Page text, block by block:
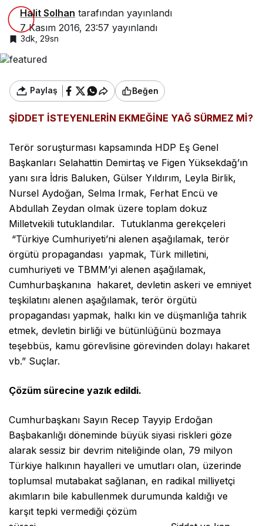
Halit Solhan tarafından yayınlandı
7 Kasım 2016, 23:57 yayınlandı
3dk, 29sn
Paylaş Beğen
ŞİDDET İSTEYENLERİN EKMEĞİNE YAĞ SÜRMEZ Mİ?
Terör soruşturması kapsamında HDP Eş Genel
Başkanları Selahattin Demirtaş ve Figen Yüksekdağ’ın
yanı sıra İdris Baluken, Gülser Yıldırım, Leyla Birlik,
Nursel Aydoğan, Selma Irmak, Ferhat Encü ve
Abdullah Zeydan olmak üzere toplam dokuz
Milletvekili tutuklandılar. Tutuklanma gerekçeleri
“Türkiye Cumhuriyeti’ni alenen aşağılamak, terör
örgütü propagandası yapmak, Türk milletini,
cumhuriyeti ve TBMM’yi alenen aşağılamak,
Cumhurbaşkanına hakaret, devletin askeri ve emniyet
teşkilatını alenen aşağılamak, terör örgütü
propagandası yapmak, halkı kin ve düşmanlığa tahrik
etmek, devletin birliği ve bütünlüğünü bozmaya
teşebbüs, kamu görevlisine görevinden dolayı hakaret
vb.” Suçlar.
Çözüm sürecine yazık edildi.
Cumhurbaşkanı Sayın Recep Tayyip Erdoğan
Başbakanlığı döneminde büyük siyasi riskleri göze
alarak sessiz bir devrim niteliğinde olan, 79 milyon
Türkiye halkının hayalleri ve umutları olan, üzerinde
toplumsal mutabakat sağlanan, en radikal milliyetçi
akımların bile kabullenmek durumunda kaldığı ve
karşıt tepki vermediği çözüm